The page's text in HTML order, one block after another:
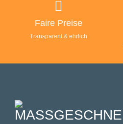
Faire Preise
Transparent & ehrlich